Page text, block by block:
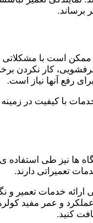
برساند.
ممکن است با
کار نکردن
رفع آنها نیاز است.
با کیفیت در
ها نیز طی استفاده
تعمیراتی دارند.
خدمات تعمیر و
و عمر مفید
کنید.